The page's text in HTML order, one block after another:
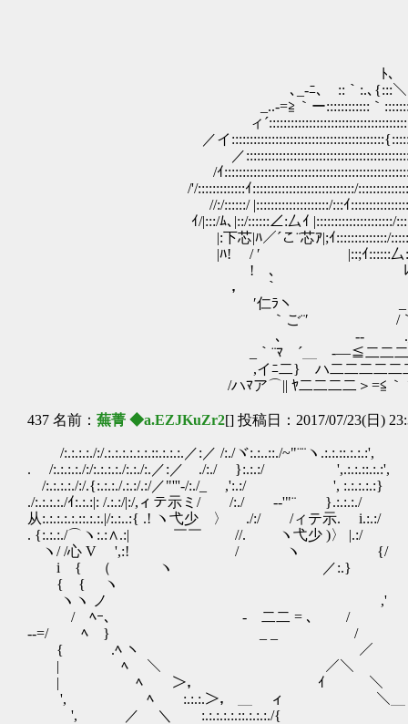
ﾄ､
､_‐ﾆ､￣::｀:.､{:::＼
_..-=≧｀ー::::::::::::｀::::::::ヽ:::
ィ
／イ
／
/ｲ
/'/:::::::::::::ｲ::::::::::::::::::::::::::::/
//:/::::::/ |::::::::::::::::::::/:::ｲ
ｲ/|:::/ﾑ､|::/::::::∠:厶ｲ |:::::::::::::::::::::/
|:下芯|ﾊ／´こ¨芯ｱ|;ｲ::::::::::::::/:::::::::::::: /
|ﾊ! / ′ ￣ |::;ｲ::::::厶:::::::::::::/ 今
! ､ ﾚ .!:::んﾍ
， ｀ |ｲ} ﾉ./:/ 俺は店長
′仁ﾗヽ _ , イ:/ この
｀ご¨′ /｀
､ -‐ .__|:ｨﾍ
_｀¨ﾏ ´＿ -―≦二二二
,イﾆ二} ハ二二二二二二
/ハﾏア⌒|| ﾔ二二二二＞=≦｀
437 名前： 蕪菁 ◆a.EZJKuZr2[] 投稿日：2017/07/23(日)
/:.:.:.:./:/.:.:.:.:.:.:.::.:.:.:.／:／ /:./ヾ:.:..::./~"¨¨ヽ.:.:.::.:.:.:',
. /:.:.:.:./:/:.:.:.:./:.:./:.／:／ ./:./ }:.:.:/ ',.:.:.::.:.:',
/:.:.:.:./:/.{:.:.:./.:.:/.:/／"'''-/:./_ ,':.:/ ', :.:.:.:.:}
./:.:.:.:./ｲ:.:.:|: /.:.:/|:/,ィテ示ミ/ /:./ -‐'"¨ }.:.:.:./
从:.:.:.:.:.::.:.:.|/:.:..:{ .! ヽ弋少 〉 ./:/ /ィテ示. i.:.:/
. {:.:.:./⌒ヽ:.:∧.:| ￣￣ //. ヽ弋少 )〉 |.:/
ヽ/ /心 V ',:! / ヽ {/
i { （ ヽ ／:.} ,' 公平を保
{ { ヽ
ヽヽ ノ ,' 被害者の関
/ ﾍｰ､ - 二二 = ､ / 直接事件
-‐=/ ﾍ } _ _ /
{ .ﾍ ヽ ／
| ﾍ ＼ ／＼
| ﾍ ＞， ｲ ＼
', ﾍ :.:.:.＞， ＿ ィ ＼＿
', ／ ＼ :.:.:.:.:.::.:.:.:./{